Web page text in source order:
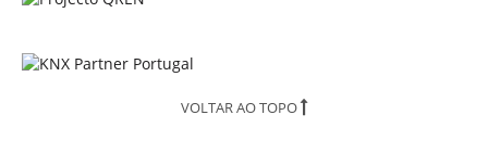
VOLTAR AO TOPO